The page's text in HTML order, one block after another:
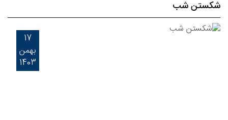
شکستن شب
17
بهمن
1403